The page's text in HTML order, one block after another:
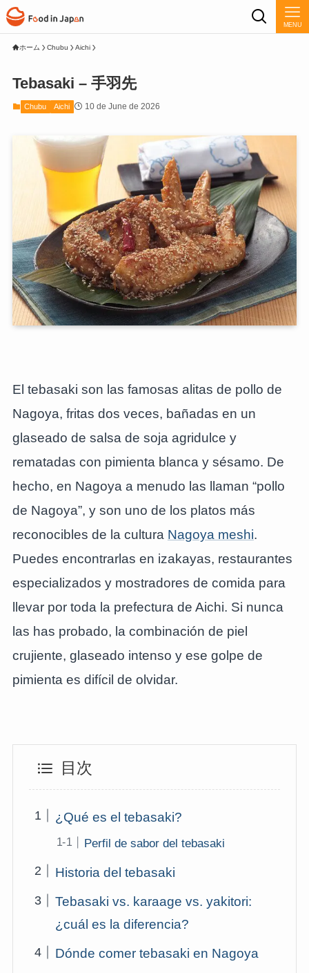
MENU
ホーム Chubu Aichi
Tebasaki – 手羽先
Chubu Aichi 10 de June de 2026
El tebasaki son las famosas alitas de pollo de
Nagoya, fritas dos veces, bañadas en un
glaseado de salsa de soja agridulce y
rematadas con pimienta blanca y sésamo. De
hecho, en Nagoya a menudo las llaman “pollo
de Nagoya”, y son uno de los platos más
reconocibles de la cultura Nagoya meshi.
Puedes encontrarlas en izakayas, restaurantes
especializados y mostradores de comida para
llevar por toda la prefectura de Aichi. Si nunca
las has probado, la combinación de piel
crujiente, glaseado intenso y ese golpe de
pimienta es difícil de olvidar.
目次
¿Qué es el tebasaki?
Perfil de sabor del tebasaki
Historia del tebasaki
Tebasaki vs. karaage vs. yakitori:
¿cuál es la diferencia?
Dónde comer tebasaki en Nagoya